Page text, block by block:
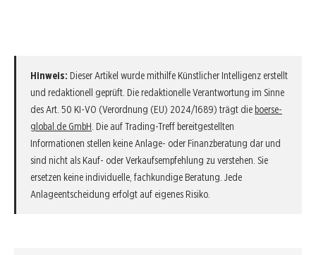
Hinweis: Dieser Artikel wurde mithilfe Künstlicher Intelligenz erstellt
und redaktionell geprüft. Die redaktionelle Verantwortung im Sinne
des Art. 50 KI-VO (Verordnung (EU) 2024/1689) trägt die boerse-
global.de GmbH . Die auf Trading-Treff bereitgestellten
Informationen stellen keine Anlage- oder Finanzberatung dar und
sind nicht als Kauf- oder Verkaufsempfehlung zu verstehen. Sie
ersetzen keine individuelle, fachkundige Beratung. Jede
Anlageentscheidung erfolgt auf eigenes Risiko.